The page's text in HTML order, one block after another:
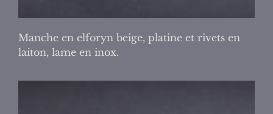
Manche en elforyn beige, platine et rivets en
laiton, lame en inox.